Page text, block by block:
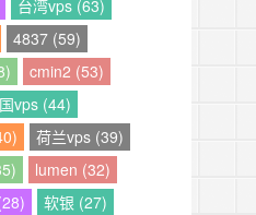
台湾vps (63)
4837 (59)
cmin2 (53)
vps (44)
荷兰vps (39)
lumen (32)
软银 (27)